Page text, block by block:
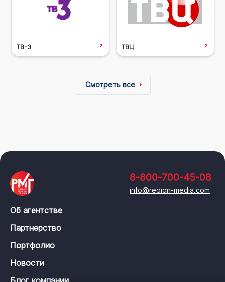
ТВ-3 ТВЦ
Смотреть все
8-800-700-45-08
info@region-media.com
Об агентстве
Партнерство
Портфолио
Новости